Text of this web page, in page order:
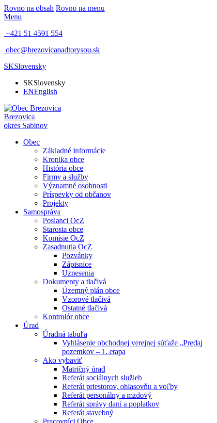
Rovno na obsah Rovno na menu
Menu
+421 51 4591 554
obec@brezovicanadtorysou.sk
SKSlovensky
SKSlovensky
ENEnglish
Brezovica
okres Sabinov
Obec
Základné informácie
Kronika obce
História obce
Firmy a služby
Významné osobnosti
Príspevky od občanov
Projekty
Samospráva
Poslanci OcZ
Starosta obce
Komisie OcZ
Zasadnutia OcZ
Pozvánky
Zápisnice
Uznesenia
Dokumenty a tlačivá
Územný plán obce
Vzorové tlačivá
Ostatné tlačivá
Kontrolór obce
Úrad
Úradná tabuľa
Vyhlásenie obchodnej verejnej súťaže „Predaj
pozemkov – 1. etapa
Ako vybaviť
Matričný úrad
Referát sociálnych služieb
Referát priestorov, ohlasovňu a voľby
Referát personálny a mzdový
Referát správy daní a poplatkov
Referát stavebný
Pracovníci Obce